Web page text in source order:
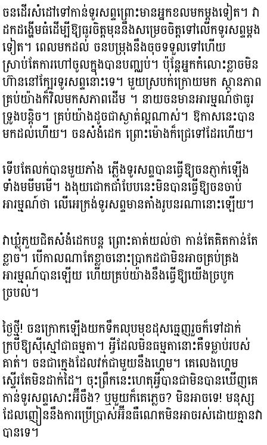
ចនដើរសំដៅទៅកាន់ទូរសព្ទព្រោះមានអ្នកខលមកម្តងទៀត។ វា
ដកដង្ហើមធំដើម្បីឱ្យធូរចិត្តមុននឹងសម្រេចចិត្តទៅលើកទូរសព្ទម្តង
ទៀត។ ពេលមកដល់ ចនបម្រុងនឹងចុចទទួលទៅហើយ
ស្រាប់តែការហៅចូលក្នុងបានបញ្ឈប់។ ប៉ុន្តែអ្នកកំលោះខ្លាចមិន
ហ៊ាននៅក្បែរទូរសព្ទនោះទេ។ មួយស្របក់ក្រោយមក ស្ថានភាព
គ្រប់យ៉ាងក៏វិលមកសភាពដើម ។ នាយចនមានអារម្មណ៍ថាធូរ
ទ្រូងបន្តិច។ គ្រប់យ៉ាងដូចជាស្ងាត់ល្អណាស់។ ឱកាសនេះបាន
មកដល់ហើយ។ ចនសំងំដេក ព្រោះម៉ោងក៏ជ្រេទៅដែរហើយ។
ទើបតែលក់បានមួយភាំង ភ្លើងទូរសព្ទបានធ្វើឱ្យចនភ្ញាក់ឡើង
ទាំងមមីមមើ។ ងងុយជោកជាំបែបនេះមិនបានធ្វើឱ្យចនចាប់
អារម្មណ៍ថា លើអេក្រង់ទូរសព្ទមានតាំងរូបនរណានោះឡើយ។
វាឃ្លុំភួយជិតសំងំដេកបន្ត ព្រោះគាត់យល់ថា កាន់តែគិតកាន់តែ
ខ្លាច។ បើកាលណាតែខ្លាចនោះប្រាកដជាមិនអាចគ្រប់គ្រង
អារម្មណ៍បានឡើយ ហើយគ្រប់យ៉ាងនឹងធ្វើឱ្យយើងច្របូក
ច្របល់។
ថ្ងៃថ្មី! ចនក្រោកឡើងយកទឹកលុបមុខដុសធ្មេញរួចក៏ទៅដាក់
ក្របីឱ្យស៊ីស្មៅជាធម្មតា។ អ្វីដែលមិនធម្មតានោះគឺទម្លាប់របស់
គាត់។ ចនជាក្មេងដែលវក់ជាមួយនឹងហ្គេម។ គេលេងហ្គេម
ស្ទើរតែមិនដាក់ដៃ។ ចុះព្រឹកនេះហេតុអ្វីបានជាមិនបានឃើញគេ
កាន់ទូរសព្ទសោះអ៊ីចឹង? ឬមួយក៏គេភ្លេច? មិនអាចទេ! មនុស្ស
ដែលញៀននឹងការប្រើប្រាស់អ៊ីនធឺណេតមិនអាចរស់ដោយគ្មានវា
បានទេ។